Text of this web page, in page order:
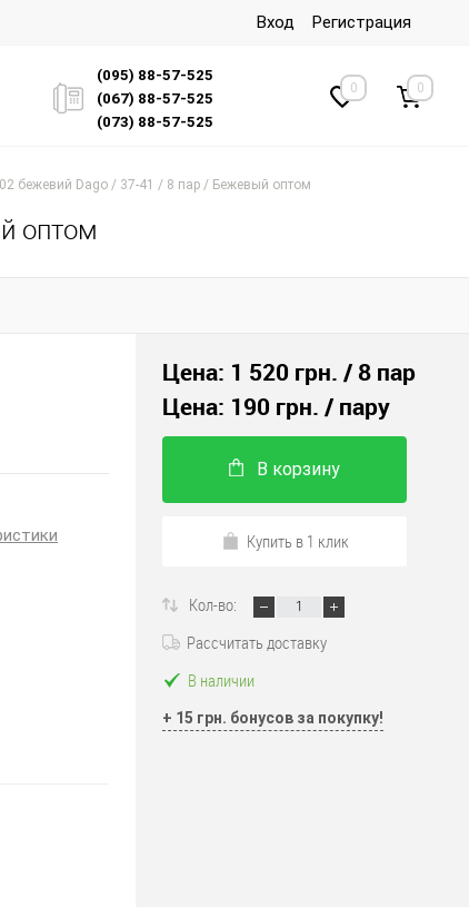
Вход Регистрация
(095) 88-57-525
(067) 88-57-525
(073) 88-57-525
0 0
бежевий Dago / 37-41 / 8 пар / Бежевый оптом
оптом
Цена: 1 520 грн. / 8 пар
Цена: 190 грн. / пару
В корзину
Купить в 1 клик
Кол-во:
Рассчитать доставку
В наличии
+ 15 грн. бонусов за покупку!